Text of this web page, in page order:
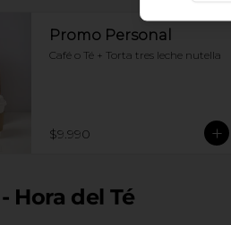
Promo Personal
Café o Té + Torta tres leche nutella
$9.990
Hora del Té